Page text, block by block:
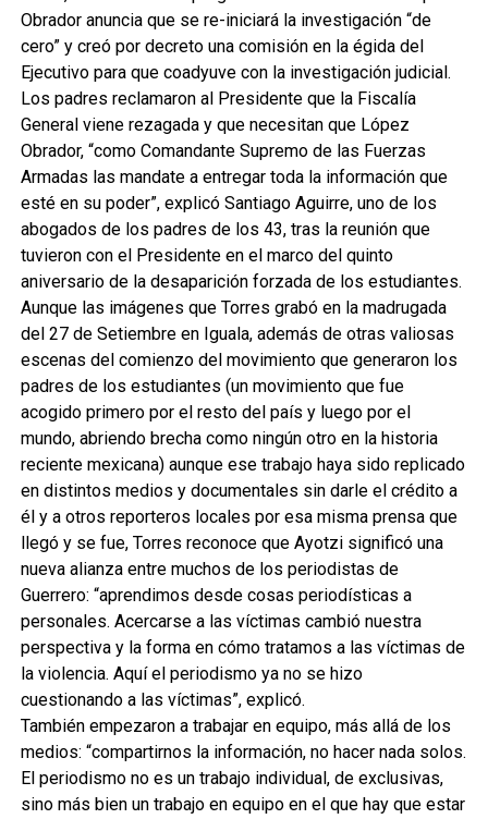
Obrador anuncia que se re-iniciará la investigación “de
cero” y creó por decreto una comisión en la égida del
Ejecutivo para que coadyuve con la investigación judicial.
Los padres reclamaron al Presidente que la Fiscalía
General viene rezagada y que necesitan que López
Obrador, “como Comandante Supremo de las Fuerzas
Armadas las mandate a entregar toda la información que
esté en su poder”, explicó Santiago Aguirre, uno de los
abogados de los padres de los 43, tras la reunión que
tuvieron con el Presidente en el marco del quinto
aniversario de la desaparición forzada de los estudiantes.
Aunque las imágenes que Torres grabó en la madrugada
del 27 de Setiembre en Iguala, además de otras valiosas
escenas del comienzo del movimiento que generaron los
padres de los estudiantes (un movimiento que fue
acogido primero por el resto del país y luego por el
mundo, abriendo brecha como ningún otro en la historia
reciente mexicana) aunque ese trabajo haya sido replicado
en distintos medios y documentales sin darle el crédito a
él y a otros reporteros locales por esa misma prensa que
llegó y se fue, Torres reconoce que Ayotzi significó una
nueva alianza entre muchos de los periodistas de
Guerrero: “aprendimos desde cosas periodísticas a
personales. Acercarse a las víctimas cambió nuestra
perspectiva y la forma en cómo tratamos a las víctimas de
la violencia. Aquí el periodismo ya no se hizo
cuestionando a las víctimas”, explicó.
También empezaron a trabajar en equipo, más allá de los
medios: “compartirnos la información, no hacer nada solos.
El periodismo no es un trabajo individual, de exclusivas,
sino más bien un trabajo en equipo en el que hay que estar